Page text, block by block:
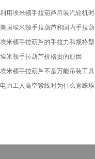
利用埃米顿手拉葫芦吊装汽轮机时
美国埃米顿手拉葫芦和国内手拉葫
埃米顿手拉葫芦的手拉力和规格型
埃米顿手拉葫芦价格贵的原因
埃米顿手拉葫芦不是万能吊装工具
电力工人高空紧线时为什么青睐埃